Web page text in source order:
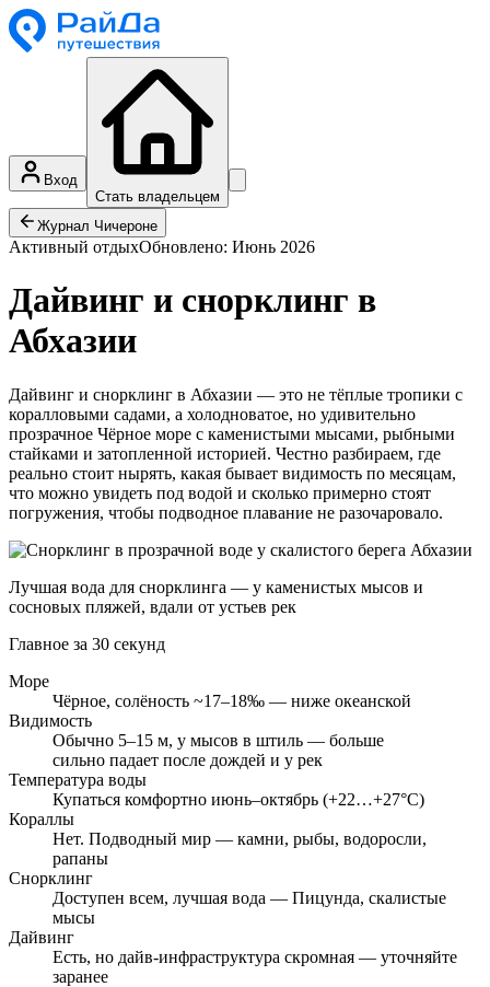
Главная→Журнал→
Дайвинг и снорклинг в
Дайвинг и снорклинг в Абхазии 2026: где нырять, какая
← Все статьи
Вход
Стать владельцем
Журнал Чичероне
Активный отдыхОбновлено: Июнь 2026
Дайвинг и снорклинг в
Абхазии
Дайвинг и снорклинг в Абхазии — это не тёплые тропики с
коралловыми садами, а холодноватое, но удивительно
прозрачное Чёрное море с каменистыми мысами, рыбными
стайками и затопленной историей. Честно разбираем, где
реально стоит нырять, какая бывает видимость по месяцам,
что можно увидеть под водой и сколько примерно стоят
погружения, чтобы подводное плавание не разочаровало.
Лучшая вода для снорклинга — у каменистых мысов и
сосновых пляжей, вдали от устьев рек
Главное за 30 секунд
Море
Чёрное, солёность ~17–18‰ — ниже океанской
Видимость
Обычно 5–15 м, у мысов в штиль — больше
сильно падает после дождей и у рек
Температура воды
Купаться комфортно июнь–октябрь (+22…+27°C)
Кораллы
Нет. Подводный мир — камни, рыбы, водоросли,
рапаны
Снорклинг
Доступен всем, лучшая вода — Пицунда, скалистые
мысы
Дайвинг
Есть, но дайв-инфраструктура скромная — уточняйте
заранее